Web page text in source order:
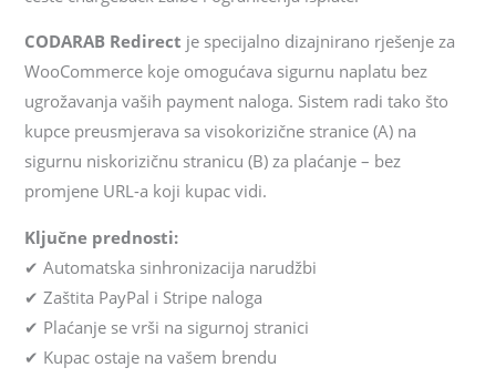
CODARAB Redirect je specijalno dizajnirano rješenje za
WooCommerce koje omogućava sigurnu naplatu bez
ugrožavanja vaših payment naloga. Sistem radi tako što
kupce preusmjerava sa visokorizične stranice (A) na
sigurnu niskorizičnu stranicu (B) za plaćanje – bez
promjene URL-a koji kupac vidi.
Ključne prednosti:
✔ Automatska sinhronizacija narudžbi
✔ Zaštita PayPal i Stripe naloga
✔ Plaćanje se vrši na sigurnoj stranici
✔ Kupac ostaje na vašem brendu